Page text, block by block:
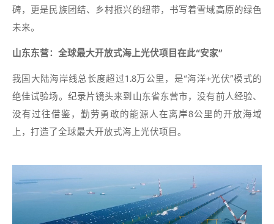
碑，更是民族团结、乡村振兴的纽带，书写着雪域高原的绿色
未来。
山东东营：全球最大开放式海上光伏项目在此“安家”
我国大陆海岸线总长度超过1.8万公里，是“海洋+光伏”模式的
绝佳试验场。纪录片镜头来到山东省东营市，没有前人经验、
没有过往借鉴，勤劳勇敢的能源人在离岸8公里的开放海域
上，打造了全球最大开放式海上光伏项目。